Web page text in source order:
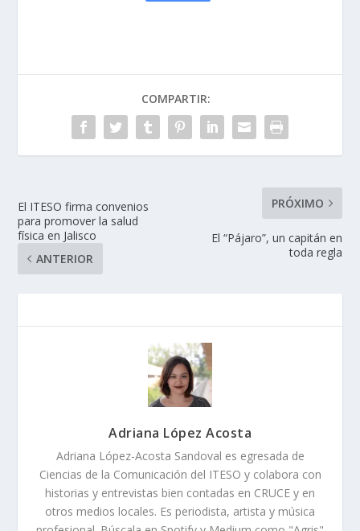
COMPARTIR:
El ITESO firma convenios
para promover la salud
física en Jalisco
ANTERIOR
PRÓXIMO
El “Pájaro”, un capitán en
toda regla
Adriana López Acosta
Adriana López-Acosta Sandoval es egresada de
Ciencias de la Comunicación del ITESO y colabora con
historias y entrevistas bien contadas en CRUCE y en
otros medios locales. Es periodista, artista y música